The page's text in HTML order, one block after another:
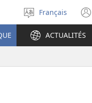
Sélectionner
la
langue
Français
ACTUALITÉS